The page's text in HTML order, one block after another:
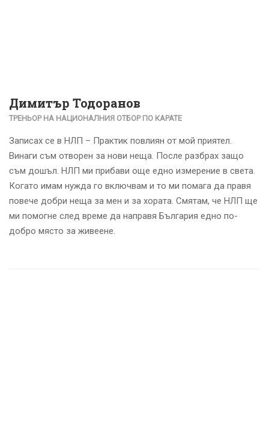
Димитър Тодоранов
ТРЕНЬОР НА НАЦИОНАЛНИЯ ОТБОР ПО КАРАТЕ
Записах се в НЛП – Практик повлиян от мой приятел.
Винаги съм отворен за нови неща. После разбрах защо
съм дошъл. НЛП ми прибави още едно измерение в света.
Когато имам нужда го включвам и то ми помага да правя
повече добри неща за мен и за хората. Смятам, че НЛП ще
ми помогне след време да направя България едно по-
добро място за живеене.